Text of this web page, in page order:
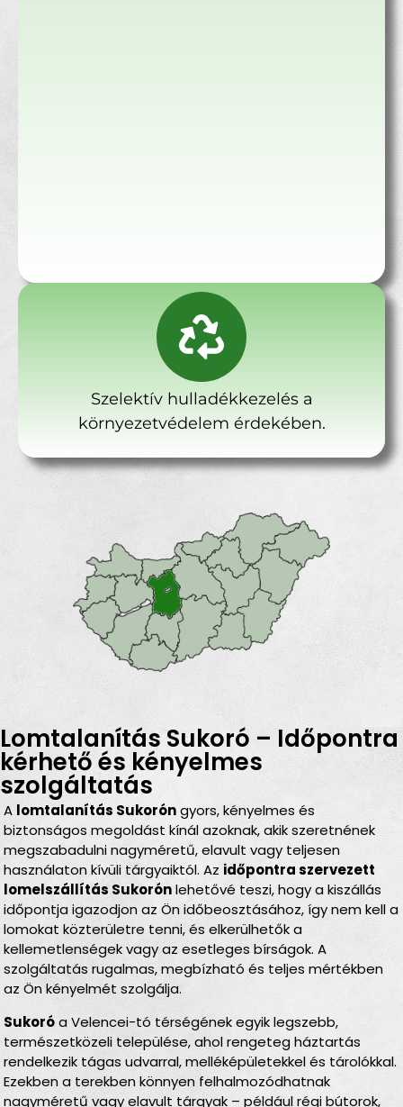
Szelektív hulladékkezelés a
környezetvédelem érdekében.
Lomtalanítás Sukoró – Időpontra
kérhető és kényelmes
szolgáltatás
A lomtalanítás Sukoróngyors, kényelmes és
biztonságos megoldást kínál azoknak, akik szeretnének
megszabadulni nagyméretű, elavult vagy teljesen
használaton kívüli tárgyaiktól. Az időpontra szervezett
lomelszállítás Sukorónlehetővé teszi, hogy a kiszállás
időpontja igazodjon az Ön időbeosztásához, így nem kell a
lomokat közterületre tenni, és elkerülhetők a
kellemetlenségek vagy az esetleges bírságok. A
szolgáltatás rugalmas, megbízható és teljes mértékben
az Ön kényelmét szolgálja.
Sukoróa Velencei-tó térségének egyik legszebb,
természetközeli települése, ahol rengeteg háztartás
rendelkezik tágas udvarral, melléképületekkel és tárolókkal.
Ezekben a terekben könnyen felhalmozódhatnak
nagyméretű vagy elavult tárgyak – például régi bútorok,